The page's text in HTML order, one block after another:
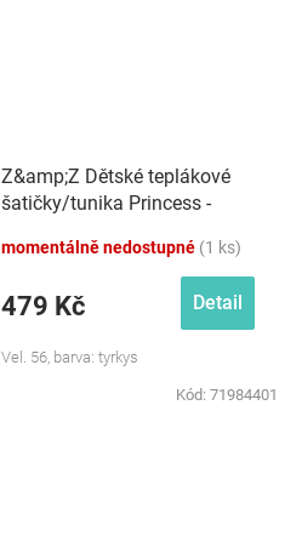
Z&amp;Z Dětské teplákové
šatičky/tunika Princess -
momentálně nedostupné (1 ks)
479 Kč Detail
Vel. 56, barva: tyrkys
Kód: 71984401